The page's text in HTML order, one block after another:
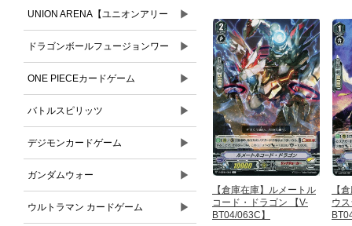
UNION ARENA【ユニオンアリー
ナ】
▶
ドラゴンボールフュージョンワー
ルド
▶
ONE PIECEカードゲーム ▶
バトルスピリッツ ▶
デジモンカードゲーム ▶
ガンダムウォー ▶
ウルトラマン カードゲーム ▶
【倉庫在庫】ルメートル
コード・ドラゴン 【V-
BT04/063C】
【
ウ